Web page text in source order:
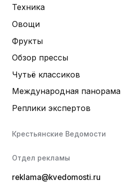
Техника
Овощи
Фрукты
Обзор прессы
Чутьё классиков
Международная панорама
Реплики экспертов
Крестьянские Ведомости
Отдел рекламы
reklama@kvedomosti.ru